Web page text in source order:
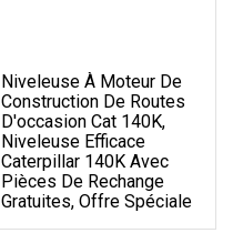
Niveleuse À Moteur De
Construction De Routes
D'occasion Cat 140K,
Niveleuse Efficace
Caterpillar 140K Avec
Pièces De Rechange
Gratuites, Offre Spéciale